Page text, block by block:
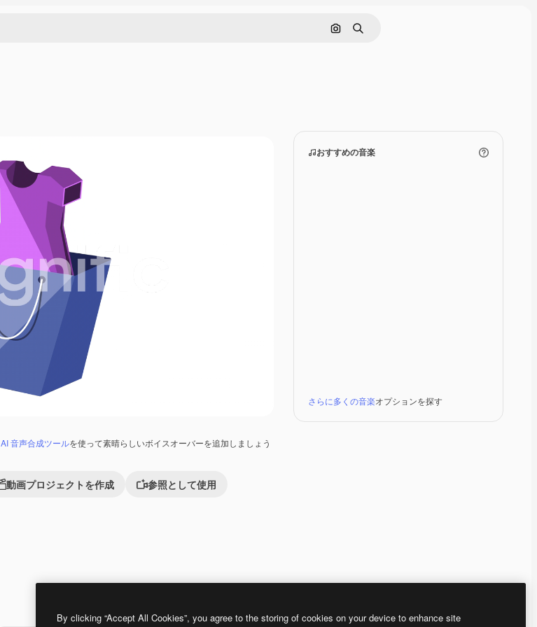
画像で検索
検索
AI 音声合成ツールを使って素晴らしいボイスオーバーを追加しましょう
動画プロジェクトを作成 参照として使用
おすすめの音楽
さらに多くの音楽オプションを探す
By clicking “Accept All Cookies”, you agree to the storing of cookies on your device to enhance site